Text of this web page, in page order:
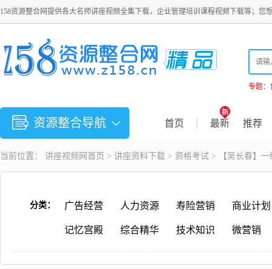
158资源整合网提供各大名师讲座视频全集下载，企业管理培训课程视频下载等；您
专题：
资源整合导航 首页 最新 推荐
当前位置： 讲座视频 网首页 > 讲座资料下载 > 资格考试 > 【吴长春】
分类： 广告经营 人力资源 寿险营销 商业计划
记忆宫殿 综合精华 技术知识 微营销